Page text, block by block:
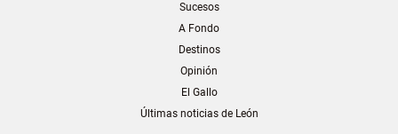
Sucesos
A Fondo
Destinos
Opinión
El Gallo
Últimas noticias de León